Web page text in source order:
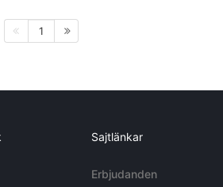
1
Sajtlänkar
Erbjudanden